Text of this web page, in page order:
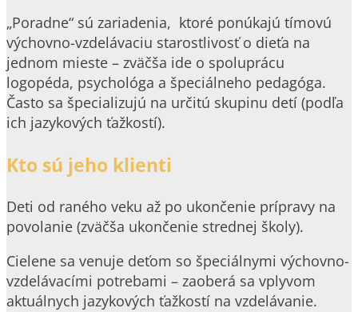
„Poradne“ sú zariadenia, ktoré ponúkajú tímovú
výchovno-vzdelávaciu starostlivosť o dieťa na
jednom mieste – zväčša ide o spoluprácu
logopéda, psychológa a špeciálneho pedagóga.
Často sa špecializujú na určitú skupinu detí (podľa
ich jazykových ťažkostí).
Kto sú jeho klienti
Deti od raného veku až po ukončenie prípravy na
povolanie (zväčša ukončenie strednej školy).
Cielene sa venuje deťom so špeciálnymi výchovno-
vzdelávacími potrebami – zaoberá sa vplyvom
aktuálnych jazykových ťažkostí na vzdelávanie.